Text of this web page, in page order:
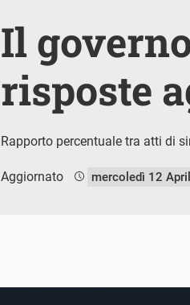
Il
risposte
Rapporto percentuale tra atti di
Aggiornato mercoledì 12